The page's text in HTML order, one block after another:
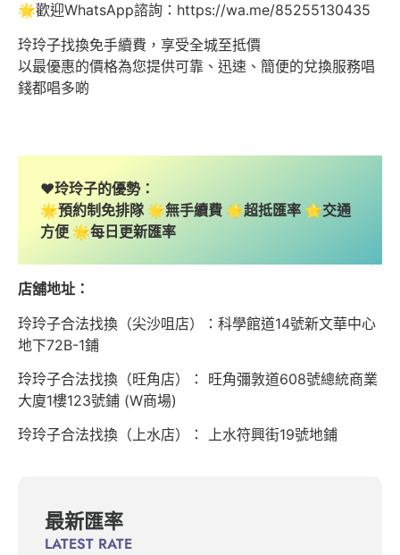
🌟歡迎WhatsApp諮詢：https://wa.me/85255130435
玲玲子找換免手續費，享受全城至抵價
以最優惠的價格為您提供可靠、迅速、簡便的兌換服務唱
錢都唱多啲
❤️玲玲子的優勢：
🌟預約制免排隊 🌟無手續費 🌟超抵匯率 🌟交通
方便 🌟每日更新匯率
店舖地址：
玲玲子合法找換（尖沙咀店）：科學館道14號新文華中心
地下72B-1鋪
玲玲子合法找換（旺角店）： 旺角彌敦道608號總統商業
大廈1樓123號鋪 (W商場)
玲玲子合法找換（上水店）： 上水符興街19號地鋪
最新匯率
LATEST RATE